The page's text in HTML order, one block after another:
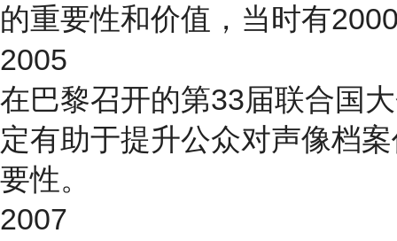
的重要性和价值，当时有
2005
在巴黎召开的第33届联合国
定有助于提升公众对声像档
要性。
2007